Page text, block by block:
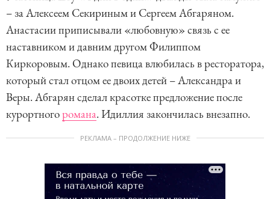
– за Алексеем Секириным и Сергеем Абгаряном.
Анастасии приписывали «любовную» связь с ее
наставником и давним другом Филиппом
Киркоровым. Однако певица влюбилась в ресторатора,
который стал отцом ее двоих детей – Александра и
Веры. Абгарян сделал красотке предложение после
курортногоромана. Идиллия закончилась внезапно.
РЕКЛАМА – ПРОДОЛЖЕНИЕ НИЖЕ